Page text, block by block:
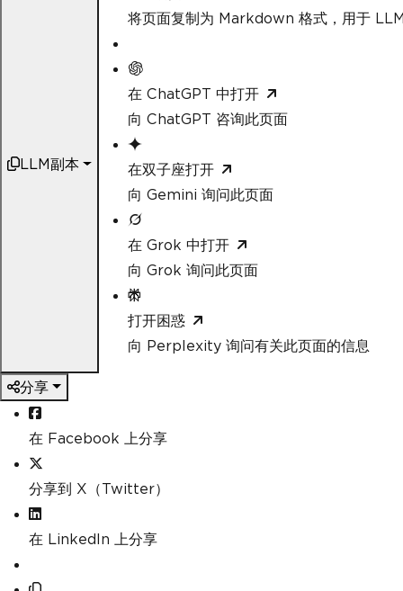
LLM副本
将页面复制为 Markdown 格式，用于
在 ChatGPT 中打开
向 ChatGPT 咨询此页面
在双子座打开
向 Gemini 询问此页面
在 Grok 中打开
向 Grok 询问此页面
打开困惑
向 Perplexity 询问有关此页面的信息
分享
在 Facebook 上分享
分享到 X（Twitter）
在 LinkedIn 上分享